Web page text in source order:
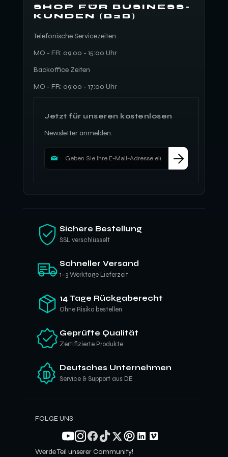
SHOP FÜR BUSINESS-
KUNDEN (B2B)
Telefonische Servicezeiten
MO - FR: 09:00 - 15:00 Uhr
Backoffice Zeiten
MO - FR: 09:00 - 17:00 Uhr
Jetzt für unseren kostenlosen
Newsletter anmelden.
M
e
e
i
c
f
ü
u
n
e
r
e
l
Sichere Bestellung
SSL verschlüsselt
Schneller Versand
1–3 Werktage Lieferzeit
14 Tage Rückgaberecht
Ohne Risiko bestellen
Geprüfte Qualität
Zertifizierte Produkte
Deutsches Unternehmen
Service & Support aus DE
FOLGE UNS
Werde Teil unserer Community!